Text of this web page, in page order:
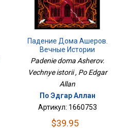
Падение Дома Ашеров.
Вечные Истории
Padenie doma Asherov.
Vechnye istorii , Po Edgar
Allan
По Эдгар Аллан
Артикул: 1660753
$39.95